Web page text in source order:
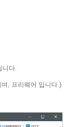
다.
, 프리웨어 입니다.)